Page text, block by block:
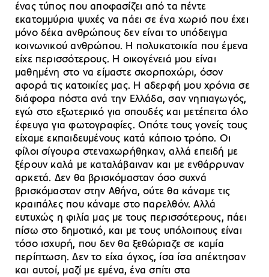
ένας τύπος που αποφασίζει από τα πέντε
εκατομμύρια ψυχές να πάει σε ένα χωριό που έχει
μόνο δέκα ανθρώπους δεν είναι το υπόδειγμα
κοινωνικού ανθρώπου. Η πολυκατοικία που έμενα
είχε περισσότερους. Η οικογένειά μου είναι
μαθημένη στο να είμαστε σκορποχώρι, όσον
αφορά τις κατοικίες μας. Η αδερφή μου χρόνια σε
διάφορα πόστα ανά την Ελλάδα, σαν νηπιαγωγός,
εγώ στο εξωτερικό για σπουδές και μετέπειτα όλο
έφευγα για φωτογραφίες. Οπότε τους γονείς τους
είχαμε εκπαιδευμένους κατά κάποιο τρόπο. Οι
φίλοι σίγουρα στεναχωρήθηκαν, αλλά επειδή με
ξέρουν καλά με καταλάβαιναν και με ενθάρρυναν
αρκετά. Δεν θα βρισκόμασταν όσο συχνά
βρισκόμασταν στην Αθήνα, ούτε θα κάναμε τις
κραιπάλες που κάναμε στο παρελθόν. Αλλά
ευτυχώς η φιλία μας με τους περισσότερους, πάει
πίσω στο δημοτικό, και με τους υπόλοιπους είναι
τόσο ισχυρή, που δεν θα ξεθώριαζε σε καμία
περίπτωση. Δεν το είχα άγχος, ίσα ίσα απέκτησαν
και αυτοί, μαζί με εμένα, ένα σπίτι στα